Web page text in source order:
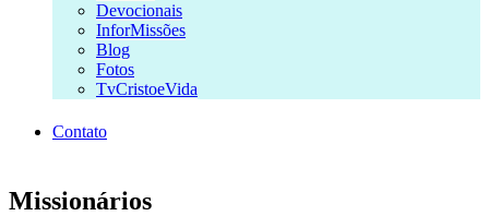
Devocionais
InforMissões
Blog
Fotos
TvCristoeVida
Contato
Missionários